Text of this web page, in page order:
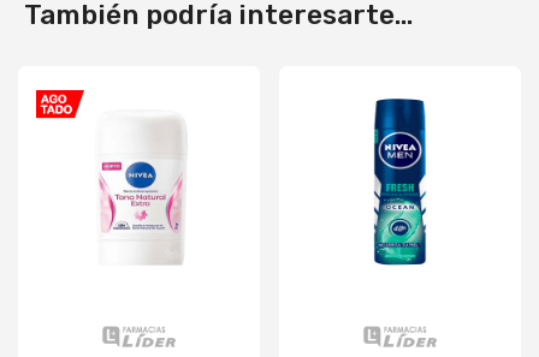
También podría interesarte...